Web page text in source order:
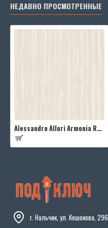
НЕДАВНО ПРОСМОТРЕННЫЕ
Alessandro Allori Armonia RMC1704-3
г. Нальчик, ул. Кешокова, 296